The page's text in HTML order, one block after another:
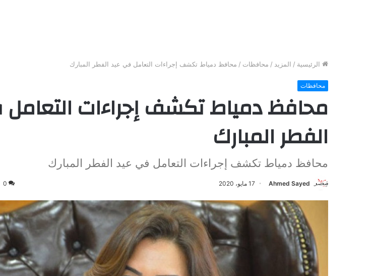
الرئيسية / المزيد / محافظات / محافظ دمياط تكشف إجراءات التعامل في عيد الفطر المبارك
محافظات
محافظ دمياط تكشف إجراءات
الفطر المبارك
محافظ دمياط تكشف إجراءات التعامل في عيد الفطر المبارك
Ahmed Sayed 17 مايو، 2020 0